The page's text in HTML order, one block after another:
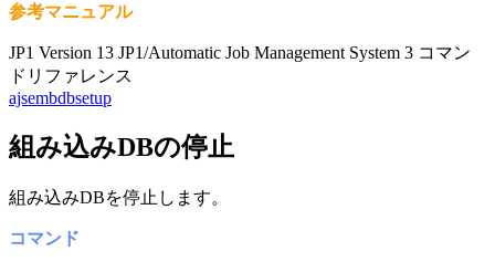
参考マニュアル
JP1 Version 13 JP1/Automatic Job Management System 3 コマン
ドリファレンス
ajsembdbsetup
組み込みDBの停止
組み込みDBを停止します。
コマンド